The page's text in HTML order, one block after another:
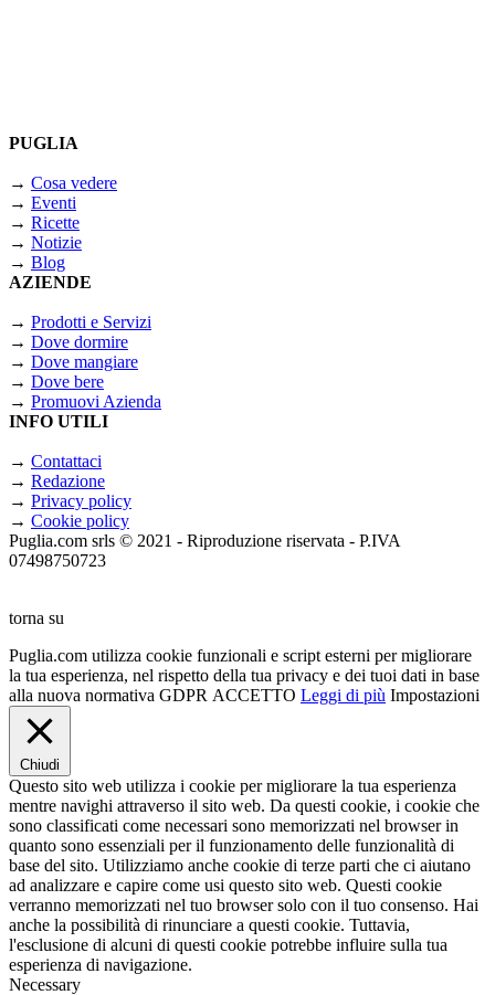
PUGLIA
→ Cosa vedere
→ Eventi
→ Ricette
→ Notizie
→ Blog
AZIENDE
→ Prodotti e Servizi
→ Dove dormire
→ Dove mangiare
→ Dove bere
→ Promuovi Azienda
INFO UTILI
→ Contattaci
→ Redazione
→ Privacy policy
→ Cookie policy
Puglia.com srls © 2021 - Riproduzione riservata - P.IVA
07498750723
torna su
Puglia.com utilizza cookie funzionali e script esterni per migliorare
la tua esperienza, nel rispetto della tua privacy e dei tuoi dati in base
alla nuova normativa GDPR ACCETTO Leggi di più Impostazioni
Chiudi
Questo sito web utilizza i cookie per migliorare la tua esperienza
mentre navighi attraverso il sito web. Da questi cookie, i cookie che
sono classificati come necessari sono memorizzati nel browser in
quanto sono essenziali per il funzionamento delle funzionalità di
base del sito. Utilizziamo anche cookie di terze parti che ci aiutano
ad analizzare e capire come usi questo sito web. Questi cookie
verranno memorizzati nel tuo browser solo con il tuo consenso. Hai
anche la possibilità di rinunciare a questi cookie. Tuttavia,
l'esclusione di alcuni di questi cookie potrebbe influire sulla tua
esperienza di navigazione.
Necessary